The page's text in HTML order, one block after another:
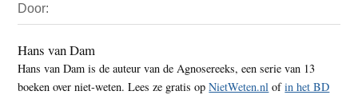
Sidebar
Door:
Hans van Dam
Hans van Dam is de auteur van de Agnosereeks, een serie van 13
boeken over niet-weten. Lees ze gratis opNietWeten.nl ofin het BD